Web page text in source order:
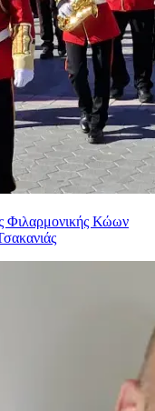
Φιλαρμονικής Κώων